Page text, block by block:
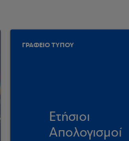
ΓΡΑΦΕΙΟ ΤΥΠΟΥ
Ετήσιοι
Απολογισμοί